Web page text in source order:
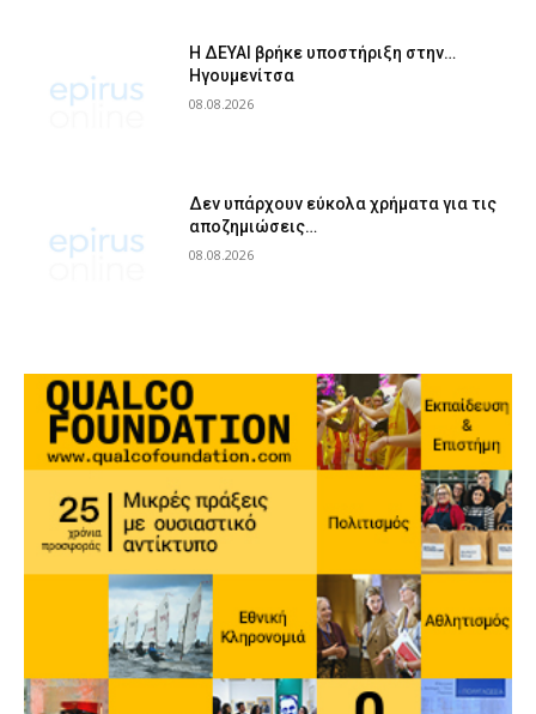
Η ΔΕΥΑΙ βρήκε υποστήριξη στην…
Ηγουμενίτσα
08.08.2026
Δεν υπάρχουν εύκολα χρήματα για τις
αποζημιώσεις…
08.08.2026